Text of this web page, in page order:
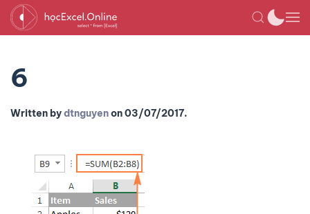
6
Written bydtnguyenon03/07/2017.